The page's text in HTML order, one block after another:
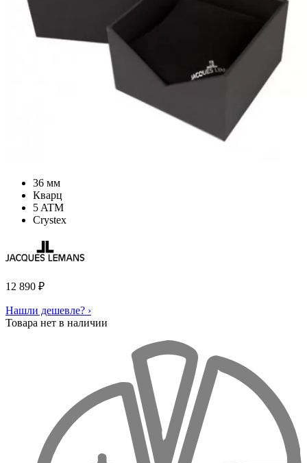
36 мм
Кварц
5 ATM
Crystex
12 890 ₽
Нашли дешевле? ›
Товара нет в наличии